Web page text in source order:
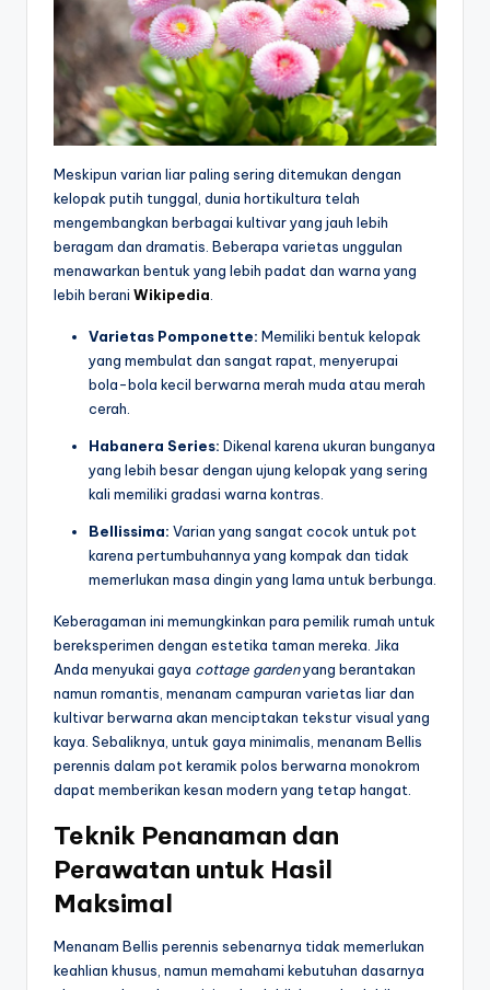
Meskipun varian liar paling sering ditemukan dengan
kelopak putih tunggal, dunia hortikultura telah
mengembangkan berbagai kultivar yang jauh lebih
beragam dan dramatis. Beberapa varietas unggulan
menawarkan bentuk yang lebih padat dan warna yang
lebih berani Wikipedia
Varietas Pomponette: Memiliki bentuk kelopak
yang membulat dan sangat rapat, menyerupai
bola-bola kecil berwarna merah muda atau merah
cerah.
Habanera Series: Dikenal karena ukuran bunganya
yang lebih besar dengan ujung kelopak yang sering
kali memiliki gradasi warna kontras.
Bellissima: Varian yang sangat cocok untuk pot
karena pertumbuhannya yang kompak dan tidak
memerlukan masa dingin yang lama untuk berbunga.
Keberagaman ini memungkinkan para pemilik rumah untuk
bereksperimen dengan estetika taman mereka. Jika
Anda menyukai gaya cottage gardenyang berantakan
namun romantis, menanam campuran varietas liar dan
kultivar berwarna akan menciptakan tekstur visual yang
kaya. Sebaliknya, untuk gaya minimalis, menanam Bellis
perennis dalam pot keramik polos berwarna monokrom
dapat memberikan kesan modern yang tetap hangat.
Teknik Penanaman dan
Perawatan untuk Hasil
Maksimal
Menanam Bellis perennis sebenarnya tidak memerlukan
keahlian khusus, namun memahami kebutuhan dasarnya